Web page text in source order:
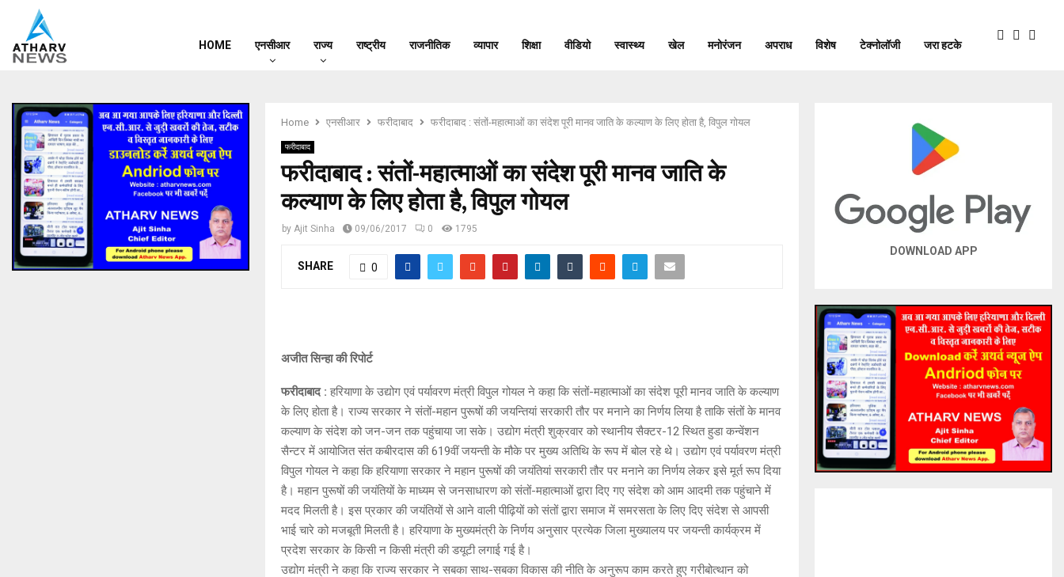
HOME एनसीआर राज्य राष्ट्रीय राजनीतिक व्यापार शिक्षा वीडियो स्वास्थ्य खेल मनोरंजन अपराध विशेष टेक्नोलॉजी जरा हटके
Home एनसीआर फरीदाबाद फरीदाबाद : संतों-महात्माओं का संदेश पूरी मानव जाति के कल्याण के लिए होता है, विपुल गोयल
फरीदाबाद
फरीदाबाद : संतों-महात्माओं का संदेश पूरी मानव जाति के
कल्याण के लिए होता है, विपुल गोयल
by Ajit Sinha 09/06/2017 0 1795
SHARE 0
अजीत सिन्हा की रिपोर्ट
फरीदाबाद : हरियाणा के उद्योग एवं पर्यावरण मंत्री विपुल गोयल ने कहा कि संतों-महात्माओं का संदेश पूरी मानव जाति के कल्याण
के लिए होता है। राज्य सरकार ने संतों-महान पुरूषों की जयन्तियां सरकारी तौर पर मनाने का निर्णय लिया है ताकि संतों के मानव
कल्याण के संदेश को जन-जन तक पहुंचाया जा सके। उद्योग मंत्री शुक्रवार को स्थानीय सैक्टर-12 स्थित हुडा कन्वेंशन
सैन्टर में आयोजित संत कबीरदास की 619वीं जयन्ती के मौके पर मुख्य अतिथि के रूप में बोल रहे थे। उद्योग एवं पर्यावरण मंत्री
विपुल गोयल ने कहा कि हरियाणा सरकार ने महान पुरूषों की जयंतियां सरकारी तौर पर मनाने का निर्णय लेकर इसे मूर्त रूप दिया
है। महान पुरूषों की जयंतियों के माध्यम से जनसाधारण को संतों-महात्माओं द्वारा दिए गए संदेश को आम आदमी तक पहुंचाने में
मदद मिलती है। इस प्रकार की जयंतियों से आने वाली पीढ़ियों को संतों द्वारा समाज में समरसता के लिए दिए संदेश से आपसी
भाई चारे को मजबूती मिलती है। हरियाणा के मुख्यमंत्री के निर्णय अनुसार प्रत्येक जिला मुख्यालय पर जयन्ती कार्यक्रम में
प्रदेश सरकार के किसी न किसी मंत्री की डयूटी लगाई गई है।
उद्योग मंत्री ने कहा कि राज्य सरकार ने सबका साथ-सबका विकास की नीति के अनुरूप काम करते हुए गरीबोत्थान को
DOWNLOAD APP